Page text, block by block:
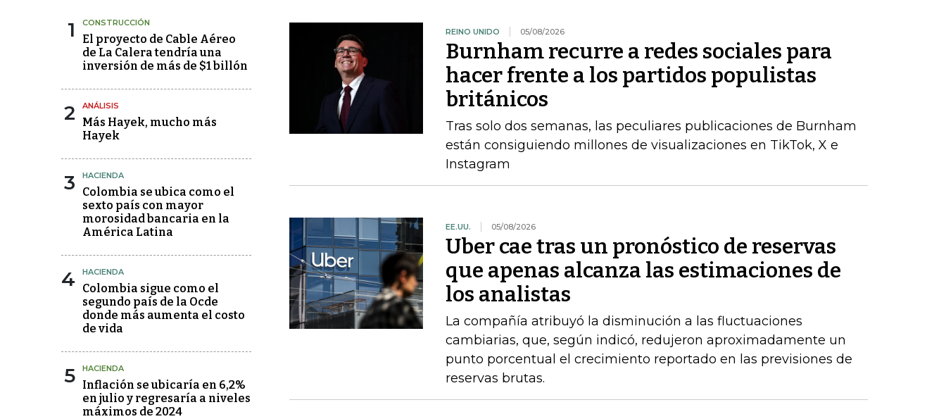
1 CONSTRUCCIÓN
El proyecto de Cable Aéreo
de La Calera tendría una
inversión de más de $1 billón
2 ANÁLISIS
Más Hayek, mucho más
Hayek
3 HACIENDA
Colombia se ubica como el
sexto país con mayor
morosidad bancaria en la
América Latina
4 HACIENDA
Colombia sigue como el
segundo país de la Ocde
donde más aumenta el costo
de vida
5 HACIENDA
Inflación se ubicaría en 6,2%
en julio y regresaría a niveles
máximos de 2024
REINO UNIDO 05/08/2026
Burnham recurre a redes sociales para
hacer frente a los partidos populistas
británicos
Tras solo dos semanas, las peculiares publicaciones de Burnham
están consiguiendo millones de visualizaciones en TikTok, X e
Instagram
EE.UU. 05/08/2026
Uber cae tras un pronóstico de reservas
que apenas alcanza las estimaciones de
los analistas
La compañía atribuyó la disminución a las fluctuaciones
cambiarias, que, según indicó, redujeron aproximadamente un
punto porcentual el crecimiento reportado en las previsiones de
reservas brutas.